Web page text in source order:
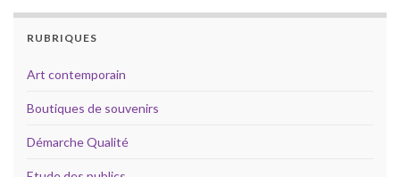
RUBRIQUES
Art contemporain
Boutiques de souvenirs
Démarche Qualité